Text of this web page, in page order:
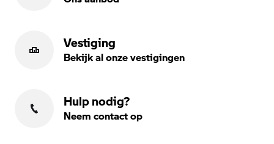
Vestiging
Bekijk al onze vestigingen
Hulp nodig?
Neem contact op